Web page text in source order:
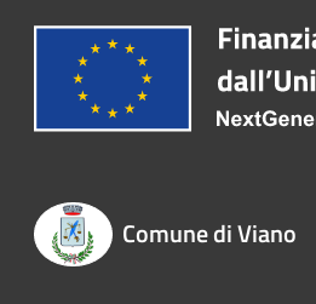
Comune di Viano